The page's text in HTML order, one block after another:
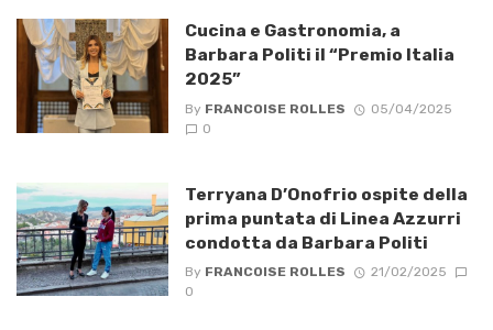
Cucina e Gastronomia, a
Barbara Politi il “Premio Italia
2025”
By FRANCOISE ROLLES
05/04/2025
0
Terryana D’Onofrio ospite della
prima puntata di Linea Azzurri
condotta da Barbara Politi
By FRANCOISE ROLLES
21/02/2025
0